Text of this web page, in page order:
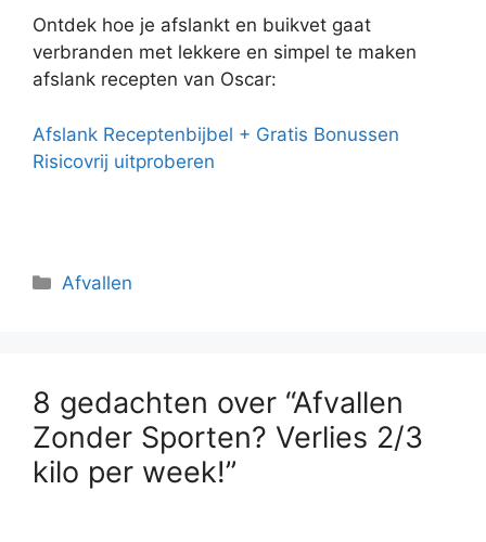
Ontdek hoe je afslankt en buikvet gaat
verbranden met lekkere en simpel te maken
afslank recepten van Oscar:
Afslank Receptenbijbel + Gratis Bonussen
Risicovrij uitproberen
Categorieën
Afvallen
8 gedachten over “Afvallen
Zonder Sporten? Verlies 2/3
kilo per week!”